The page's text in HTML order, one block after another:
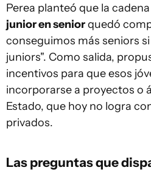
Perea planteó que la
junior en seniorquedó
conseguimos más seniors
juniors". Como salida,
incentivos para que esos
incorporarse a proyectos o
Estado, que hoy no logra
privados.
Las preguntas que